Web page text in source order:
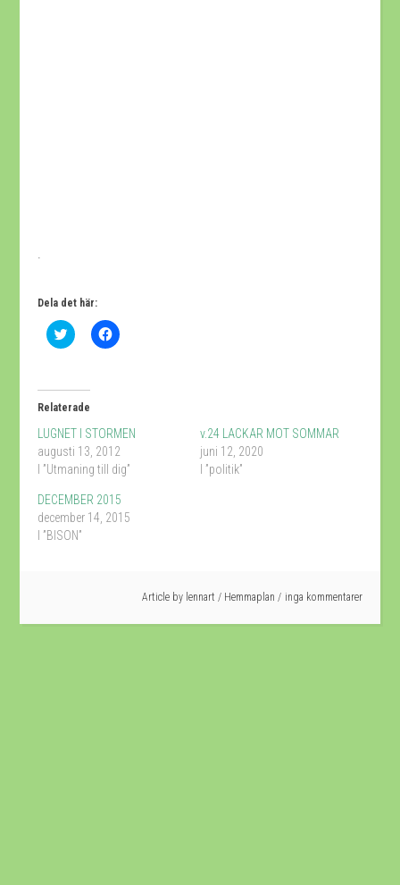
.
Dela det här:
Klicka
för
Twitter
(Öppnas
i
ett
nytt
fönster)
Klicka
för
ett
nytt
fönster)
Relaterade
LUGNET I STORMEN
augusti 13, 2012
I ”Utmaning till dig”
v.24 LACKAR MOT SOMMAR
juni 12, 2020
I ”politik”
DECEMBER 2015
december 14, 2015
I ”BISON”
Article by lennart / Hemmaplan inga kommentarer